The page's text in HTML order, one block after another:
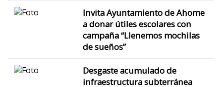
Invita Ayuntamiento de Ahome
a donar útiles escolares con
campaña “Llenemos mochilas
de sueños”
Desgaste acumulado de
infraestructura subterránea